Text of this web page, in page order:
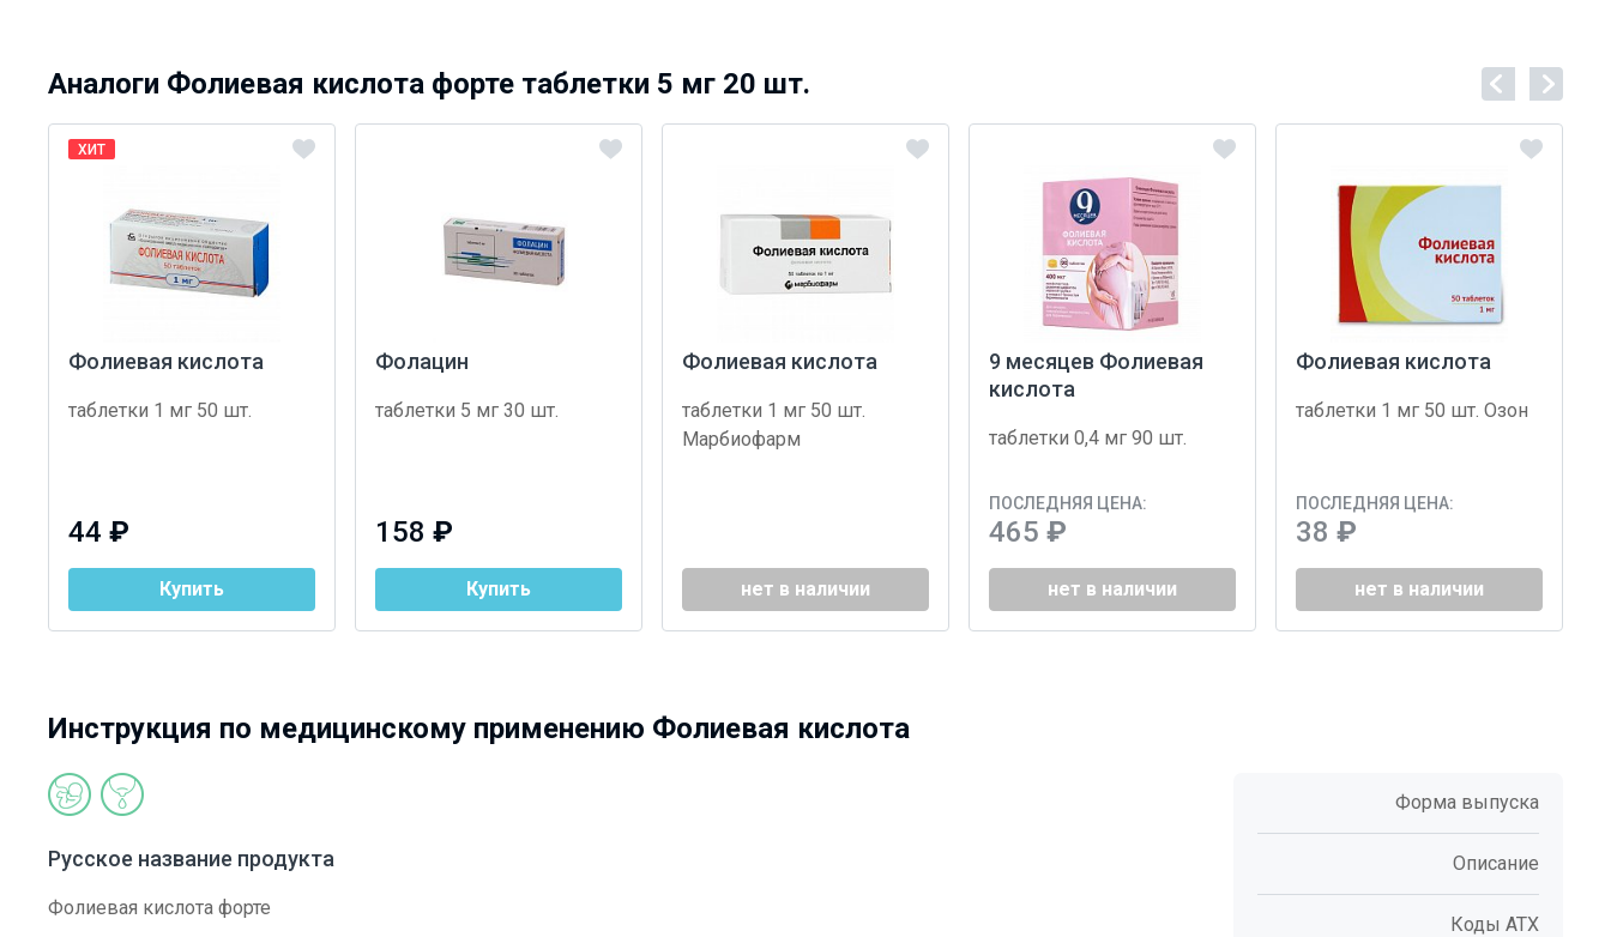
Аналоги Фолиевая кислота форте таблетки 5 мг 20 шт.
ХИТ
Фолиевая кислота
таблетки 1 мг 50 шт.
44 ₽
Купить
Фолацин
таблетки 5 мг 30 шт.
158 ₽
Купить
Фолиевая кислота
таблетки 1 мг 50 шт.
Марбиофарм
нет в наличии
9 месяцев Фолиевая
кислота
таблетки 0,4 мг 90 шт.
ПОСЛЕДНЯЯ ЦЕНА:
465 ₽
нет в наличии
Фолиевая кислота
таблетки 1 мг 50 шт. Озон
ПОСЛЕДНЯЯ ЦЕНА:
38 ₽
нет в наличии
Инструкция по медицинскому применению Фолиевая кислота
Форма выпуска
Описание
Коды АТХ
Русское название продукта
Фолиевая кислота форте